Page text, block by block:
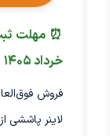
خرداد ۱۴۰۵